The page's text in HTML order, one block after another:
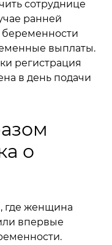
сотруднице
ранней
беременности
выплаты.
регистрация
в день подачи
о
где женщина
впервые